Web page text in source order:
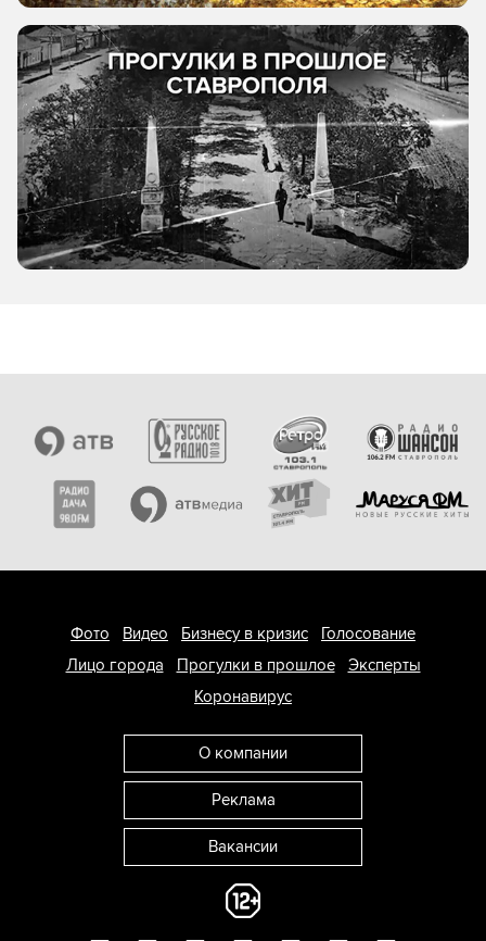
Фото Видео Бизнесу в кризис
Голосование
Лицо города
Прогулки в прошлое
Эксперты
Коронавирус
О компании
Реклама
Вакансии